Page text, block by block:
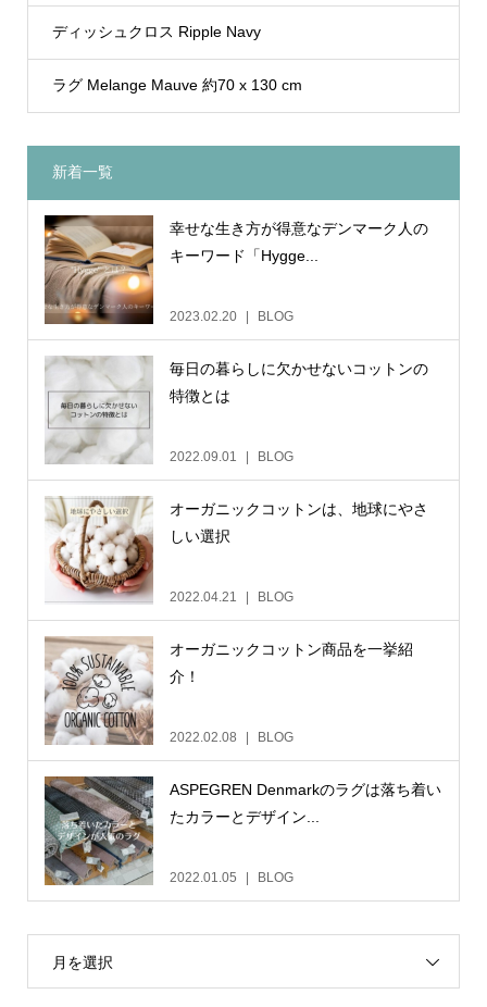
ディッシュクロス Ripple Navy
ラグ Melange Mauve 約70 x 130 cm
新着一覧
幸せな生き方が得意なデンマーク人の
キーワード「Hygge...
2023.02.20 BLOG
毎日の暮らしに欠かせないコットンの
特徴とは
2022.09.01 BLOG
オーガニックコットンは、地球にやさ
しい選択
2022.04.21 BLOG
オーガニックコットン商品を一挙紹
介！
2022.02.08 BLOG
ASPEGREN Denmarkのラグは落ち着い
たカラーとデザイン...
2022.01.05 BLOG
月を選択